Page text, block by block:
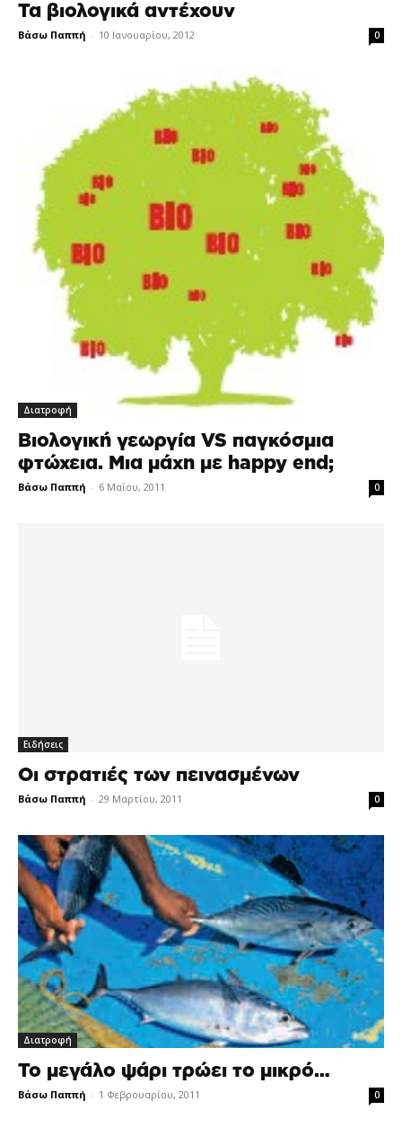
Τα βιολογικά αντέχουν
Βάσω Παππή - 10 Ιανουαρίου, 2012 0
Διατροφή
Βιολογική γεωργία VS παγκόσμια
φτώχεια. Μια μάχη με happy end;
Βάσω Παππή - 6 Μαΐου, 2011 0
Ειδήσεις
Οι στρατιές των πεινασμένων
Βάσω Παππή - 29 Μαρτίου, 2011 0
Διατροφή
Το μεγάλο ψάρι τρώει το μικρό…
Βάσω Παππή - 1 Φεβρουαρίου, 2011 0